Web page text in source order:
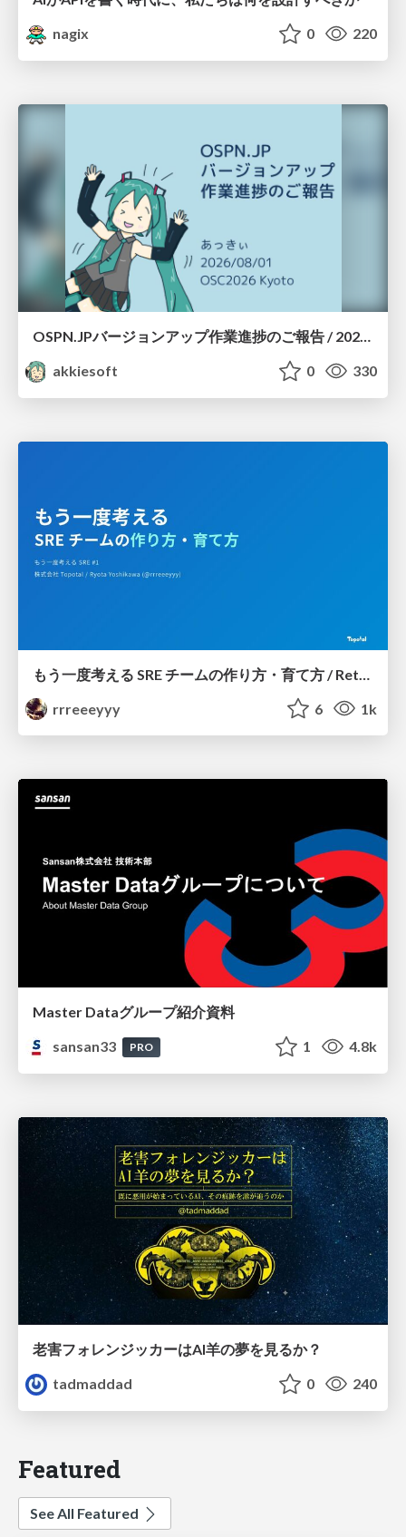
nagix
0 220
OSPN.JPバージョンアップ作業進捗のご報告 / 20260801-osc26kyoto
akkiesoft
0 330
rrreeeyyy
6 1k
Master Dataグループ紹介資料
sansan33
PRO 1 4.8k
老害フォレンジッカーはAI羊の夢を見るか？
tadmaddad
0 240
Featured
See All Featured